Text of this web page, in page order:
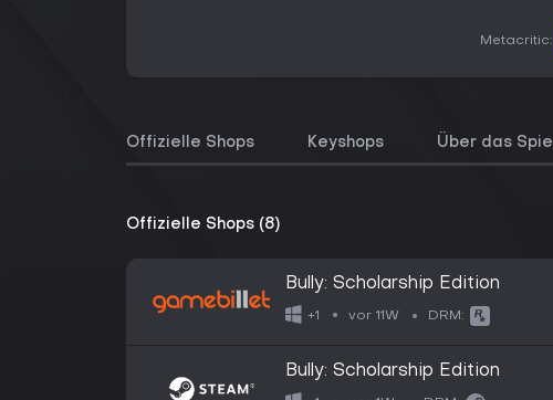
Metacritic:
Offizielle Shops Keyshops Über das Spiel
Offizielle Shops (8)
Bully: Scholarship Edition
+1 vor 11W DRM:
Bully: Scholarship Edition